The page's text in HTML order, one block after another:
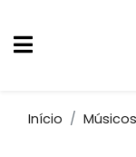
Início Músicos